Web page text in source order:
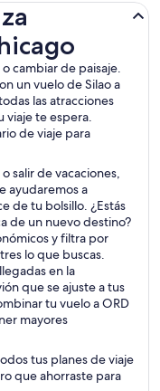
cambiar de paisaje.
un vuelo de Silao a
las atracciones
viaje te espera.
de viaje para
salir de vacaciones,
ayudaremos a
de tu bolsillo. ¿Estás
de un nuevo destino?
y filtra por
lo que buscas.
en la
que se ajuste a tus
tu vuelo a ORD
mayores
tus planes de viaje
que ahorraste para